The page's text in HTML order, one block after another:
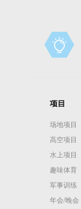
项目
场地项目
高空项目
水上项目
趣味体育
军事训练
年会/晚会